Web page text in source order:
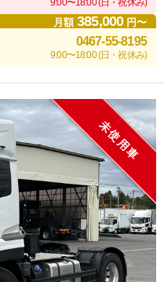
9:00〜18:00 (日・祝休み)
月額385,000円〜
0467-55-8195
9:00〜18:00 (日・祝休み)
未使用車